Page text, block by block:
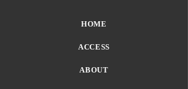
HOME
ACCESS
ABOUT